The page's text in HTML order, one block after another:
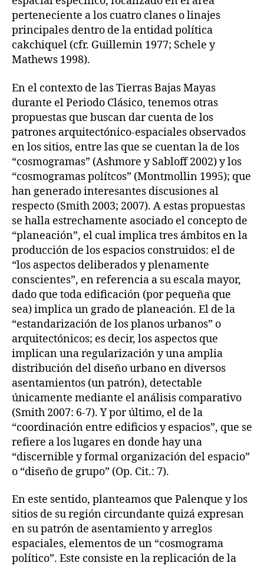
perteneciente a los cuatro clanes o linajes
principales dentro de la entidad política
cakchiquel (cfr. Guillemin 1977; Schele y
Mathews 1998).
En el contexto de las Tierras Bajas Mayas
durante el Periodo Clásico, tenemos otras
propuestas que buscan dar cuenta de los
patrones arquitectónico-espaciales observados
en los sitios, entre las que se cuentan la de los
“cosmogramas” (Ashmore y Sabloff 2002) y los
“cosmogramas polítcos” (Montmollin 1995); que
han generado interesantes discusiones al
respecto (Smith 2003; 2007). A estas propuestas
se halla estrechamente asociado el concepto de
“planeación”, el cual implica tres ámbitos en la
producción de los espacios construidos: el de
“los aspectos deliberados y plenamente
conscientes”, en referencia a su escala mayor,
dado que toda edificación (por pequeña que
sea) implica un grado de planeación. El de la
“estandarización de los planos urbanos” o
arquitectónicos; es decir, los aspectos que
implican una regularización y una amplia
distribución del diseño urbano en diversos
asentamientos (un patrón), detectable
únicamente mediante el análisis comparativo
(Smith 2007: 6-7). Y por último, el de la
“coordinación entre edificios y espacios”, que se
refiere a los lugares en donde hay una
“discernible y formal organización del espacio”
o “diseño de grupo” (Op. Cit.: 7).
En este sentido, planteamos que Palenque y los
sitios de su región circundante quizá expresan
en su patrón de asentamiento y arreglos
espaciales, elementos de un “cosmograma
político”. Este consiste en la replicación de la